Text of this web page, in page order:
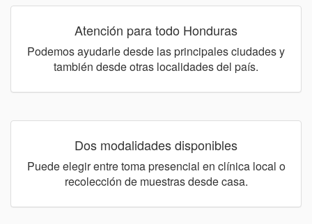
Atención para todo Honduras
Podemos ayudarle desde las principales ciudades y
también desde otras localidades del país.
Dos modalidades disponibles
Puede elegir entre toma presencial en clínica local o
recolección de muestras desde casa.